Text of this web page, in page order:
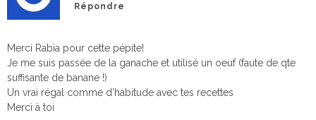
Répondre
Merci Rabia pour cette pépite!
Je me suis passée de la ganache et utilisé un oeuf (faute de qte
suffisante de banane !)
Un vrai régal comme d’habitude avec tes recettes
Merci à toi